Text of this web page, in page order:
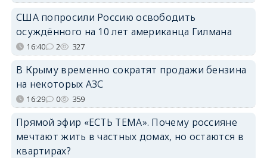
США попросили Россию освободить
осуждённого на 10 лет американца Гилмана
16:40 2 327
В Крыму временно сократят продажи бензина
на некоторых АЗС
16:29 0 359
Прямой эфир «ЕСТЬ ТЕМА». Почему россияне
мечтают жить в частных домах, но остаются в
квартирах?